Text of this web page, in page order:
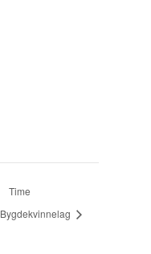
Time
Bygdekvinnelag